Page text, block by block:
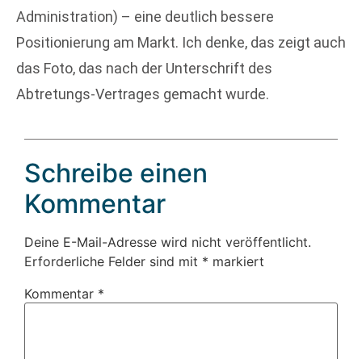
Administration) – eine deutlich bessere
Positionierung am Markt. Ich denke, das zeigt auch
das Foto, das nach der Unterschrift des
Abtretungs-Vertrages gemacht wurde.
Schreibe einen
Kommentar
Deine E-Mail-Adresse wird nicht veröffentlicht.
Erforderliche Felder sind mit * markiert
Kommentar *